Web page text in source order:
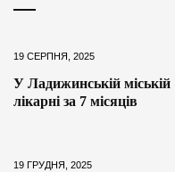
19 СЕРПНЯ, 2025
У Ладижинській міській
лікарні за 7 місяців
19 ГРУДНЯ, 2025